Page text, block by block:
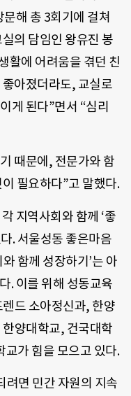
해 총 3회기에 걸쳐
의 담임인 왕유진 봉
활에 어려움을 겪던 친
아졌더라도, 교실로
게 된다”면서 “심리
때문에, 전문가와 함
필요하다”고 말했다.
지역사회와 함께 ‘좋
. 서울성동 좋은마음
함께 성장하기’는 아
. 이를 위해 성동교육
드 소아정신과, 한양
양대학교, 건국대학
교가 힘을 모으고 있다.
려면 민간 자원의 지속